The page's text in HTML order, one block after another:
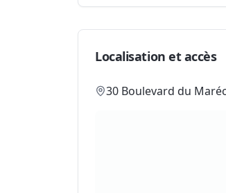
Localisation et accès
30 Boulevard du